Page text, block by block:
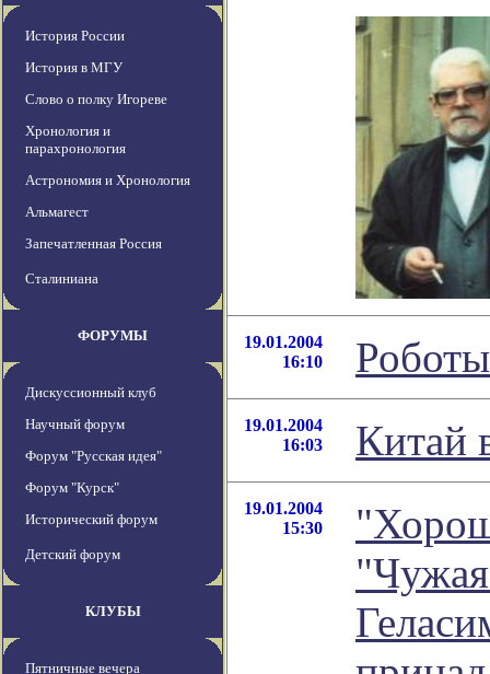
История России
История в МГУ
Слово о полку Игореве
Хронология и
парахронология
Астрономия и Хронология
Альмагест
Запечатленная Россия
Сталиниана
ФОРУМЫ
Дискуссионный клуб
Научный форум
Форум "Русская идея"
Форум "Курск"
Исторический форум
Детский форум
КЛУБЫ
Пятничные вечера
19.01.2004
16:10
19.01.2004
16:03
Китай
19.01.2004
15:30